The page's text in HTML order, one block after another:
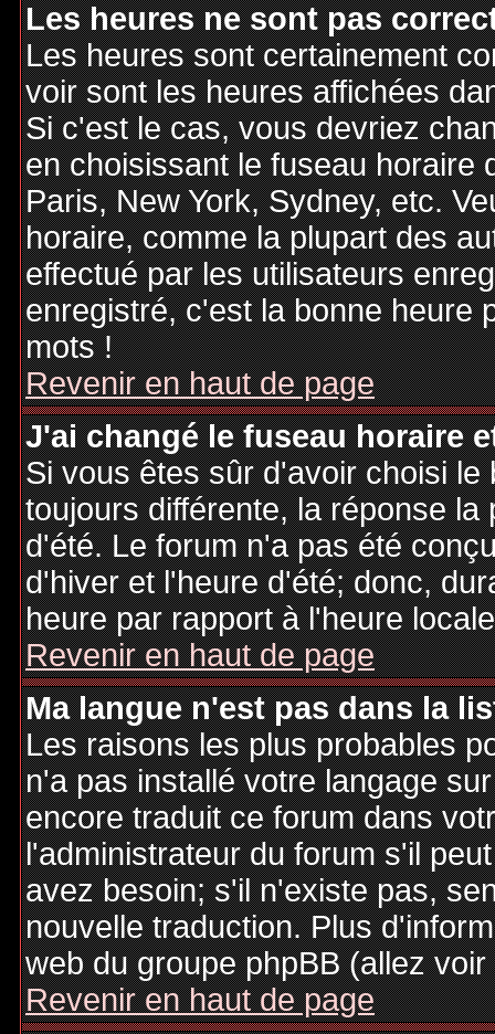
Les heures ne sont pas
Les heures sont certainement
voir sont les heures affichées
Si c'est le cas, vous devriez
en choisissant le fuseau horaire
Paris, New York, Sydney, etc.
horaire, comme la plupart des
effectué par les utilisateurs
enregistré, c'est la bonne heure
mots !
Revenir en haut de page
J'ai changé le fuseau horaire
Si vous êtes sûr d'avoir choisi
toujours différente, la réponse
d'été. Le forum n'a pas été
d'hiver et l'heure d'été; donc,
heure par rapport à l'heure
Revenir en haut de page
Ma langue n'est pas dans la
Les raisons les plus probables
n'a pas installé votre langage
encore traduit ce forum dans
l'administrateur du forum s'il
avez besoin; s'il n'existe pas,
nouvelle traduction. Plus
web du groupe phpBB (allez
Revenir en haut de page